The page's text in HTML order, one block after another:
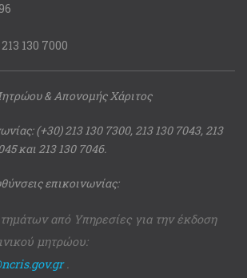
130 7000
& Απονομής Χάριτος
(+30) 213 130 7300, 213 130 7043, 213
και 213 130 7046.
επικοινωνίας:
από Υπηρεσίες για την έκδοση
μητρώου:
.